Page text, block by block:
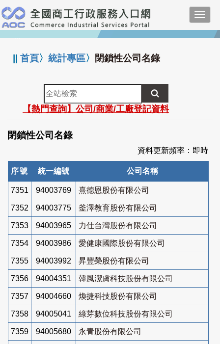
跳
到
主
要
:::
||首頁〉統計專區〉 閉鎖性公司名錄
全
站
檢
索
【熱門查詢】公司/商業/工廠登記資料
閉鎖性公司名錄
資料更新頻率：即時
序號 統一編號 公司名稱
7351 94003769 熹德恩股份有限公司
7352 94003775 釜澤教育股份有限公司
7353 94003965 力仕台灣股份有限公司
7354 94003986 愛健康國際股份有限公司
7355 94003992 昇豐榮股份有限公司
7356 94004351 韓風潔膚科技股份有限公司
7357 94004660 煥捷科技股份有限公司
7358 94005041 綠芽數位科技股份有限公司
7359 94005680 永青股份有限公司